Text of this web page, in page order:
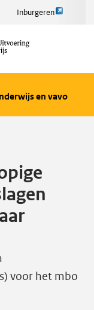
Inburgeren
Link
pagina
en vavo
voor het mbo